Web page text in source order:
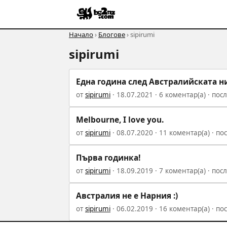
Начало› Блогове› sipirumi
sipirumi
Една година след Австралийската
от sipirumi · 18.07.2021 · 6 коментар(а) ·
Melbourne, I love you.
от sipirumi · 08.07.2020 · 11 коментар(а) ·
Първа годинка!
от sipirumi · 18.09.2019 · 7 коментар(а) ·
Австралия не е Нарния :)
от sipirumi · 06.02.2019 · 16 коментар(а) ·